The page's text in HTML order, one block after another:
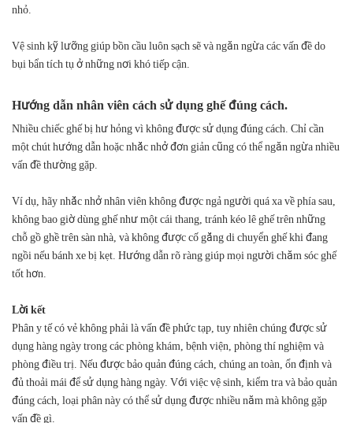
nhỏ.
Vệ sinh kỹ lưỡng giúp bồn cầu luôn sạch sẽ và ngăn ngừa các vấn đề do
bụi bẩn tích tụ ở những nơi khó tiếp cận.
Hướng dẫn nhân viên cách sử dụng ghế đúng cách.
Nhiều chiếc ghế bị hư hỏng vì không được sử dụng đúng cách. Chỉ cần
một chút hướng dẫn hoặc nhắc nhở đơn giản cũng có thể ngăn ngừa nhiều
vấn đề thường gặp.
Ví dụ, hãy nhắc nhở nhân viên không được ngả người quá xa về phía sau,
không bao giờ dùng ghế như một cái thang, tránh kéo lê ghế trên những
chỗ gồ ghề trên sàn nhà, và không được cố gắng di chuyển ghế khi đang
ngồi nếu bánh xe bị kẹt. Hướng dẫn rõ ràng giúp mọi người chăm sóc ghế
tốt hơn.
Lời kết
Phân y tế có vẻ không phải là vấn đề phức tạp, tuy nhiên chúng được sử
dụng hàng ngày trong các phòng khám, bệnh viện, phòng thí nghiệm và
phòng điều trị. Nếu được bảo quản đúng cách, chúng an toàn, ổn định và
đủ thoải mái để sử dụng hàng ngày. Với việc vệ sinh, kiểm tra và bảo quản
đúng cách, loại phân này có thể sử dụng được nhiều năm mà không gặp
vấn đề gì.